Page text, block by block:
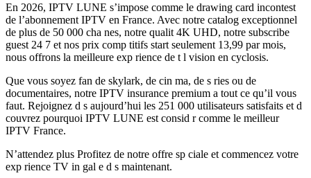
En 2026, IPTV LUNE s’impose comme le drawing card incontest
de l’abonnement IPTV en France. Avec notre catalog exceptionnel
de plus de 50 000 cha nes, notre qualit 4K UHD, notre subscribe
guest 24 7 et nos prix comp titifs start seulement 13,99 par mois,
nous offrons la meilleure exp rience de t l vision en cyclosis.
Que vous soyez fan de skylark, de cin ma, de s ries ou de
documentaires, notre IPTV insurance premium a tout ce qu’il vous
faut. Rejoignez d s aujourd’hui les 251 000 utilisateurs satisfaits et d
couvrez pourquoi IPTV LUNE est consid r comme le meilleur
IPTV France.
N’attendez plus Profitez de notre offre sp ciale et commencez votre
exp rience TV in gal e d s maintenant.